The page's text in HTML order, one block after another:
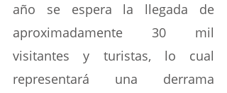
año se espera la llegada de
aproximadamente 30 mil
visitantes y turistas, lo cual
representará una derrama